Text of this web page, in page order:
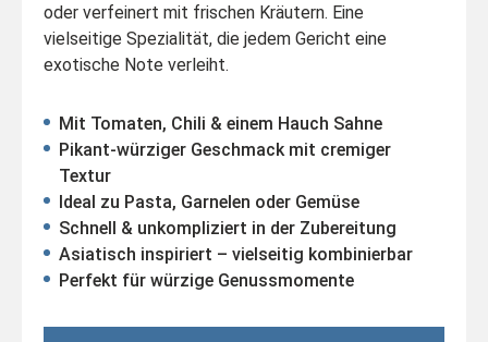
oder verfeinert mit frischen Kräutern. Eine
vielseitige Spezialität, die jedem Gericht eine
exotische Note verleiht.
Mit Tomaten, Chili & einem Hauch Sahne
Pikant-würziger Geschmack mit cremiger
Textur
Ideal zu Pasta, Garnelen oder Gemüse
Schnell & unkompliziert in der Zubereitung
Asiatisch inspiriert – vielseitig kombinierbar
Perfekt für würzige Genussmomente